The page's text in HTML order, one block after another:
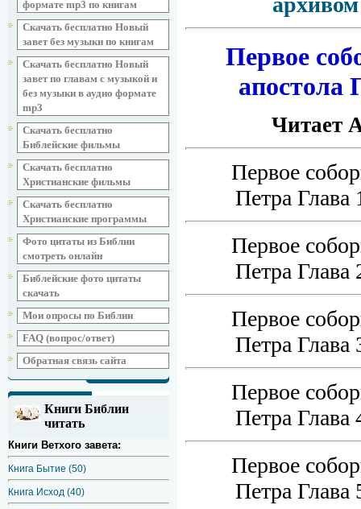
формате mp3 по книгам
Скачать бесплатно Новый
завет без музыки по книгам
Скачать бесплатно Новый
завет по главам с музыкой и
без музыки в аудио формате
mp3
Скачать бесплатно
Библейские фильмы
Скачать бесплатно
Христианские фильмы
Скачать бесплатно
Христианские программы
Фото цитаты из Библии
смотреть онлайн
Библейские фото цитаты
скачать
Мои опросы по Библии
FAQ (вопрос/ответ)
Обратная связь сайта
Книги Библии
читать
Книги Ветхого завета:
Книга Бытие (50)
Книга Исход (40)
Первое
апостола
Читает
Первое
Петра
Первое
Петра
Первое
Петра
Первое
Петра
Первое
Петра